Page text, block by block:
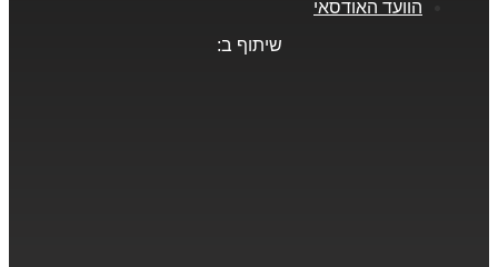
הוועד האודסאי
שיתוף ב: